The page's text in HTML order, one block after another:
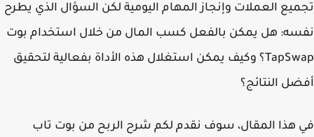
العملات وإنجاز المهام اليومية لكن السؤال الذي يطرح
هل يمكن بالفعل كسب المال من خلال استخدام بوت
TapSwap؟ وكيف يمكن استغلال هذه الأداة بفعالية لتحقيق
النتائج؟
هذا المقال، سوف نقدم لكم شرح الربح من بوت تاب